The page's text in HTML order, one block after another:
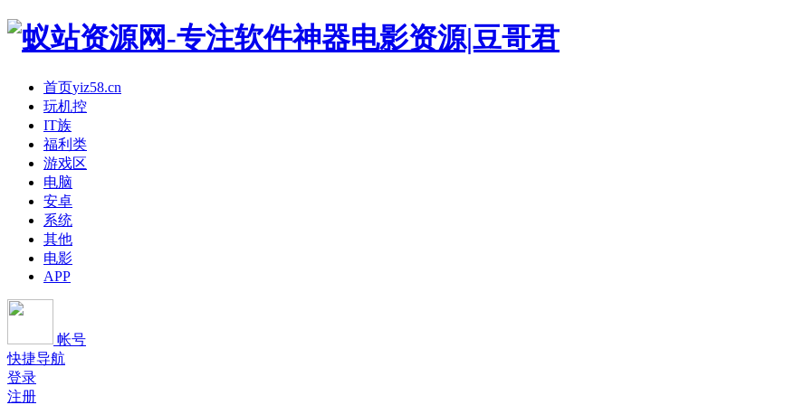
首页yiz58.cn
玩机控
IT族
福利类
游戏区
电脑
安卓
系统
其他
电影
APP
帐号
快捷导航
登录
注册